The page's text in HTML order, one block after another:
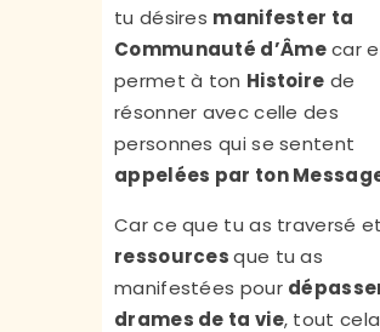
tu désires manifester ta
Communauté d’Âmecar
permet à ton Histoire de
résonner avec celle des
personnes qui se sentent
appelées par ton
Car ce que tu as traversé
ressourcesque tu as
manifestées pour
drames de ta vie, tout